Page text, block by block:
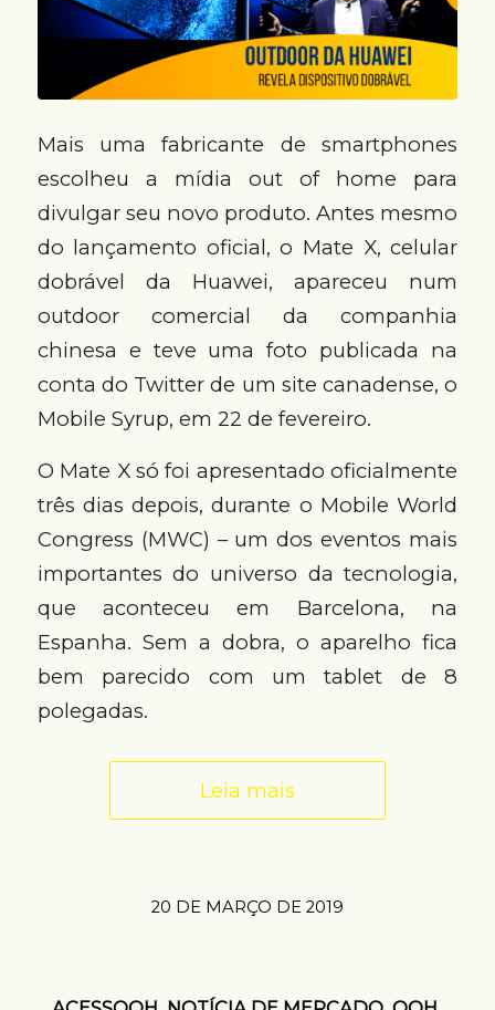
Mais uma fabricante de smartphones
escolheu a mídia out of home para
divulgar seu novo produto. Antes mesmo
do lançamento oficial, o Mate X, celular
dobrável da Huawei, apareceu num
outdoor comercial da companhia
chinesa e teve uma foto publicada na
conta do Twitter de um site canadense, o
Mobile Syrup, em 22 de fevereiro.
O Mate X só foi apresentado oficialmente
três dias depois, durante o Mobile World
Congress (MWC) – um dos eventos mais
importantes do universo da tecnologia,
que aconteceu em Barcelona, na
Espanha. Sem a dobra, o aparelho fica
bem parecido com um tablet de 8
polegadas.
Leia mais
20 DE MARÇO DE 2019